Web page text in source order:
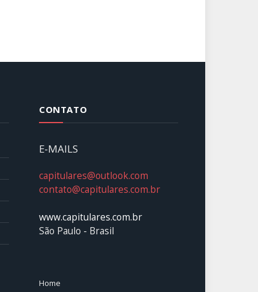
CONTATO
E-MAILS
capitulares@outlook.com
contato@capitulares.com.br
www.capitulares.com.br
São Paulo - Brasil
Home